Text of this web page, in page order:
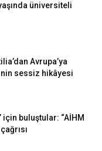
üniversiteli
Avrupa’ya
sessiz hikâyesi
için buluştular: “AİHM